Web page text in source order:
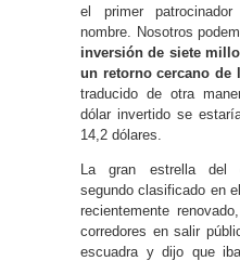
el primer
nombre. Nosotros
inversión de siete
un retorno cercano de
traducido de otra
dólar invertido se
14,2 dólares.
La gran estrella del
segundo clasificado en
recientemente
corredores en salir
escuadra y dijo que